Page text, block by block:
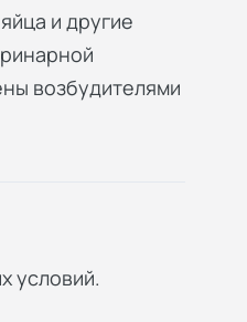
и другие
возбудителями
условий.